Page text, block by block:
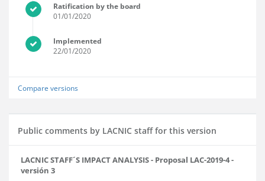
Ratification by the board
01/01/2020
Implemented
22/01/2020
Compare versions
Public comments by LACNIC staff for this version
LACNIC STAFF´S IMPACT ANALYSIS - Proposal LAC-2019-4 -
versión 3